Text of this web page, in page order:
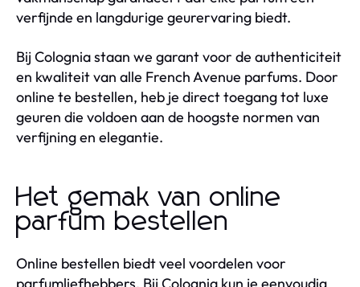
verfijnde en langdurige geurervaring biedt.
Bij Colognia staan we garant voor de authenticiteit
en kwaliteit van alle French Avenue parfums. Door
online te bestellen, heb je direct toegang tot luxe
geuren die voldoen aan de hoogste normen van
verfijning en elegantie.
Het gemak van online
parfum bestellen
Online bestellen biedt veel voordelen voor
parfumliefhebbers. Bij Colognia kun je eenvoudig